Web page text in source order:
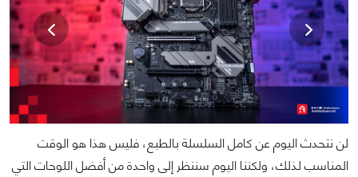
لن نتحدث اليوم عن كامل السلسلة بالطبع، فليس هذا هو الوقت
المناسب لذلك، ولكننا اليوم سننظر إلى واحدة من أفضل اللوحات التي